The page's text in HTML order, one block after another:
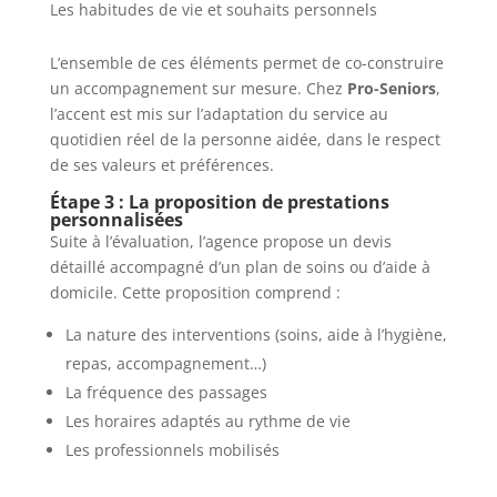
Les habitudes de vie et souhaits personnels
L’ensemble de ces éléments permet de co-construire
un accompagnement sur mesure. Chez Pro-Seniors,
l’accent est mis sur l’adaptation du service au
quotidien réel de la personne aidée, dans le respect
de ses valeurs et préférences.
Étape 3 : La proposition de prestations
personnalisées
Suite à l’évaluation, l’agence propose un devis
détaillé accompagné d’un plan de soins ou d’aide à
domicile. Cette proposition comprend :
La nature des interventions (soins, aide à l’hygiène,
repas, accompagnement…)
La fréquence des passages
Les horaires adaptés au rythme de vie
Les professionnels mobilisés